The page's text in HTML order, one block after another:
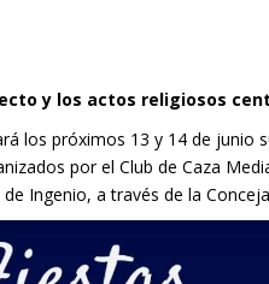
y los actos religiosos
los próximos 13 y 14 de junio
por el Club de Caza
Ingenio, a través de la